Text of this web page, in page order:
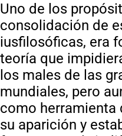
Uno de los
consolidación de
iusfilosóficas, era
teoría que
los males de las
mundiales, pero
como herramienta
su aparición y